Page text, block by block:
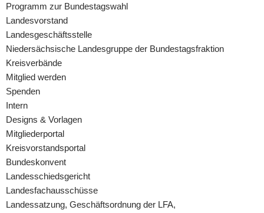
Programm zur Bundestagswahl
Landesvorstand
Landesgeschäftsstelle
Niedersächsische Landesgruppe der Bundestagsfraktion
Kreisverbände
Mitglied werden
Spenden
Intern
Designs & Vorlagen
Mitgliederportal
Kreisvorstandsportal
Bundeskonvent
Landesschiedsgericht
Landesfachausschüsse
Landessatzung, Geschäftsordnung der LFA,